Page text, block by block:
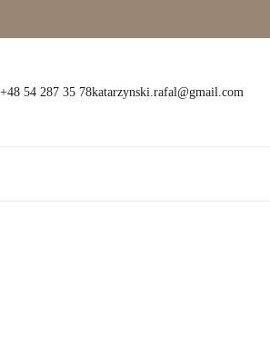
+48 54 287 35 78katarzynski.rafal@gmail.com